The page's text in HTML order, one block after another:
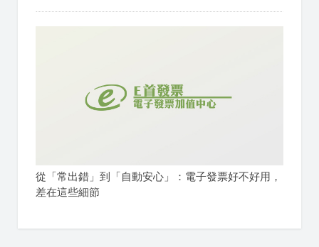
從「常出錯」到「自動安心」：電子發票好不好用，
差在這些細節